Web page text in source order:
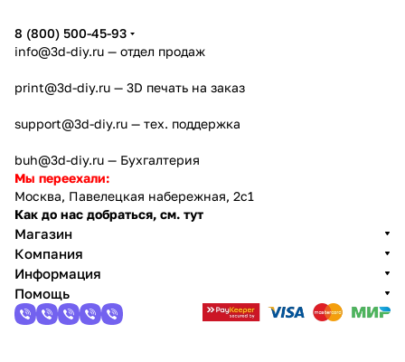
8 (800) 500-45-93
info@3d-diy.ru — отдел продаж
print@3d-diy.ru — 3D печать на заказ
support@3d-diy.ru — тех. поддержка
buh@3d-diy.ru — Бухгалтерия
Мы переехали:
Москва, Павелецкая набережная, 2с1
Как до нас добраться, см. тут
Магазин
Компания
Информация
Помощь